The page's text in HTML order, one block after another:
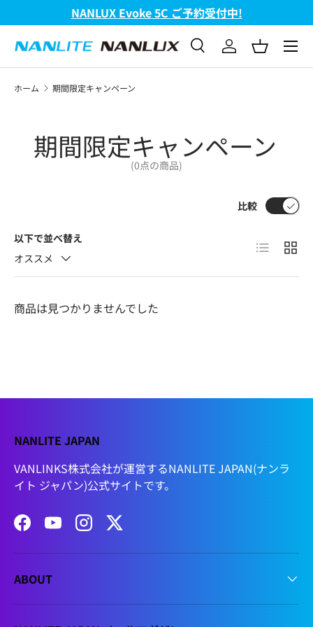
コンテンツへスキップ
NANLUX Evoke 5C ご予約受付中!
検索
検索 ログインバスケッ
メニ
ホーム 期間限定キャンペーン
期間限定キャンペーン
(0点の商品)
以下で並べ替え
オススメ
比較
リストグリ
商品は見つかりませんでした
NANLITE JAPAN
VANLINKS株式会社が運営するNANLITE JAPAN(ナンラ
イト ジャパン)公式サイトです。
FacebookYouTubeInstagramTwitter
ABOUT